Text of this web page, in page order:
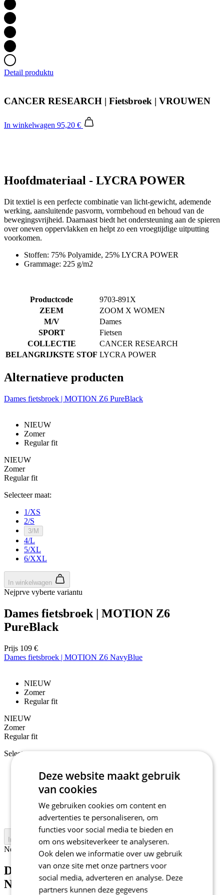
Detail produktu
CANCER RESEARCH | Fietsbroek | VROUWEN
In winkelwagen 95,20 €
Hoofdmateriaal - LYCRA POWER
Dit textiel is een perfecte combinatie van licht-gewicht, ademende
werking, aansluitende pasvorm, vormbehoud en behoud van de
bewegingsvrijheid. Daarnaast biedt het ondersteuning aan de spieren
over oneven oppervlakken en helpt zo een vroegtijdige uitputting
voorkomen.
Stoffen: 75% Polyamide, 25% LYCRA POWER
Grammage: 225 g/m2
Productcode
9703-891X
ZEEM
ZOOM X WOMEN
M/V
Dames
SPORT
Fietsen
COLLECTIE
CANCER RESEARCH
BELANGRIJKSTE STOF LYCRA POWER
Alternatieve producten
Dames fietsbroek | MOTION Z6 PureBlack
NIEUW
Zomer
Regular fit
NIEUW
Zomer
Regular fit
Selecteer maat:
1/XS
2/S
3/M
4/L
5/XL
6/XXL
In winkelwagen
Nejprve vyberte variantu
Dames fietsbroek | MOTION Z6
PureBlack
Prijs 109 €
Dames fietsbroek | MOTION Z6 NavyBlue
NIEUW
Zomer
Regular fit
NIEUW
Zomer
Regular fit
Selecteer maat:
1/XS
5/XL
6/XXL
In winkelwagen
Nejprve vyberte variantu
Dames fietsbroek | MOTION Z6
NavyBlue
Deze website maakt gebruik
van cookies
We gebruiken cookies om content en
advertenties te personaliseren, om
functies voor social media te bieden en
om ons websiteverkeer te analyseren.
Ook delen we informatie over uw gebruik
van onze site met onze partners voor
social media, adverteren en analyse. Deze
partners kunnen deze gegevens